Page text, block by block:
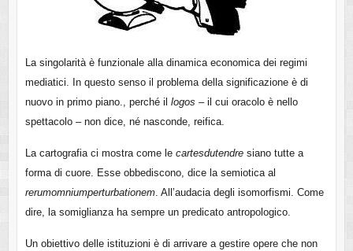
La singolarità è funzionale alla dinamica economica dei regimi
mediatici. In questo senso il problema della significazione è di
nuovo in primo piano., perché il logos – il cui oracolo è nello
spettacolo – non dice, né nasconde, reifica.
La cartografia ci mostra come le cartesdutendresiano tutte a
forma di cuore. Esse obbediscono, dice la semiotica al
rerumomniumperturbationem. All’audacia degli isomorfismi. Come
dire, la somiglianza ha sempre un predicato antropologico.
Un obiettivo delle istituzioni è di arrivare a gestire opere che non